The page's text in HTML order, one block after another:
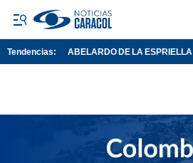
Tendencias: ABELARDO DE LA ESPRIELLA